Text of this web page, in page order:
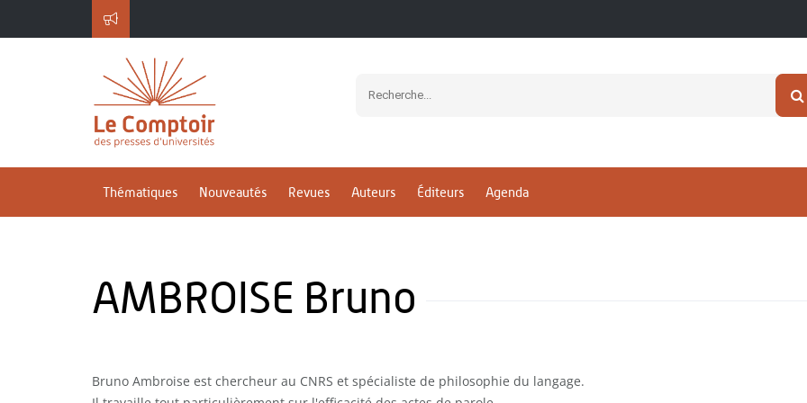
Thématiques Nouveautés Revues Auteurs Éditeurs Agenda
AMBROISE Bruno
Bruno Ambroise est chercheur au CNRS et spécialiste de philosophie du langage.